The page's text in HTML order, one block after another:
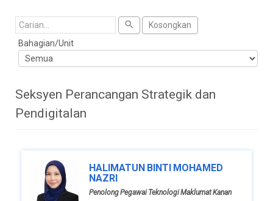
Cari
Kosongkan
Bahagian/Unit
Seksyen Perancangan Strategik dan
Pendigitalan
HALIMATUN BINTI MOHAMED
NAZRI
Penolong Pegawai Teknologi Maklumat Kanan